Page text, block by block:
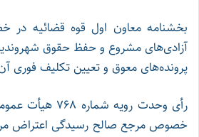
بخشنامه معاون اول قوه قضائیه در
آزادی‌های مشروع و حفظ حقوق شهروندی
پرونده‌های معوق و تعیین تکلیف فوری
رأی وحدت رویه
خصوص مرجع صالح رسیدگی اعتراض